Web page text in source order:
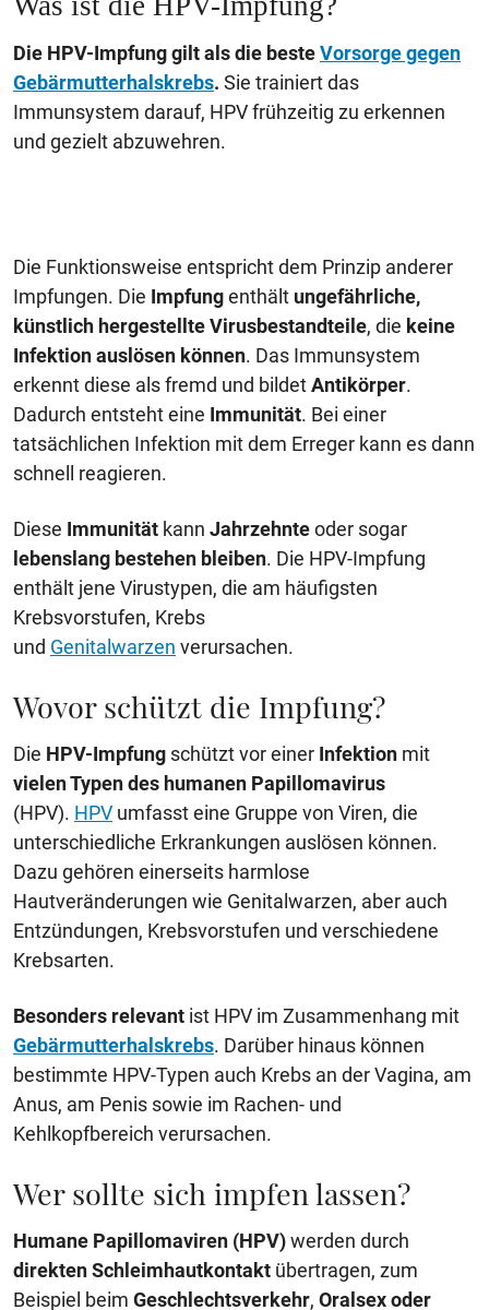
Die HPV-Impfung gilt als die besteVorsorge gegen
Gebärmutterhalskrebs. Sie trainiert das
Immunsystem darauf, HPV frühzeitig zu erkennen
und gezielt abzuwehren.
Die Funktionsweise entspricht dem Prinzip anderer
Impfungen. Die Impfungenthält ungefährliche,
künstlich hergestellte Virusbestandteile, die keine
Infektion auslösen können. Das Immunsystem
erkennt diese als fremd und bildetAntikörper.
Dadurch entsteht eine Immunität. Bei einer
tatsächlichen Infektion mit dem Erreger kann es dann
schnell reagieren.
Diese Immunität kann Jahrzehnteoder sogar
lebenslang bestehen bleiben. Die HPV-Impfung
enthält jene Virustypen, die am häufigsten
Krebsvorstufen, Krebs
und Genitalwarzen verursachen.
Wovor schützt die Impfung?
Die HPV-Impfung schützt vor einer Infektion mit
vielen Typen des humanen Papillomavirus
(HPV). HPV umfasst eine Gruppe von Viren, die
unterschiedliche Erkrankungen auslösen können.
Dazu gehören einerseits harmlose
Hautveränderungen wie Genitalwarzen, aber auch
Entzündungen, Krebsvorstufen und verschiedene
Krebsarten.
Besonders relevant ist HPV im Zusammenhang mit
Gebärmutterhalskrebs. Darüber hinaus können
bestimmte HPV-Typen auch Krebs an der Vagina, am
Anus, am Penis sowie im Rachen- und
Kehlkopfbereich verursachen.
Wer sollte sich impfen lassen?
Humane Papillomaviren (HPV)werden durch
direkten Schleimhautkontakt übertragen, zum
Beispiel beim Geschlechtsverkehr, Oralsex oder